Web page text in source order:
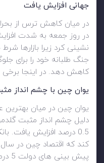
جهانی افزایش یافت
در میان کاهش ترس از
در روز جمعه به شدت
نشینی کرد زیرا بازارها
جنگ طلبانه خود را برای
کاهش دهد. در اینجا برخی
یوان چین با چشم انداز
یوان چین در میان بهترین
دلیل چشم انداز مثبت
0.5 درصد افزایش
پیش بینی های دولت 5 درصد پیشی بگیرد.